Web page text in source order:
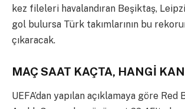
kez fileleri havalandıran Beşiktaş,
gol bulursa Türk takımlarının bu
çıkaracak.
MAÇ SAAT KAÇTA, HANGİ
UEFA’dan yapılan açıklamaya göre Red